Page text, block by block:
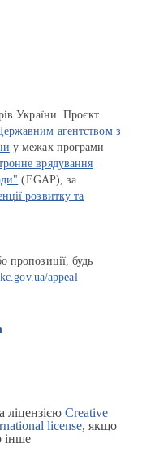
України. Проєкт
агентством з
у межах програми
врядування
(EGAP), за
розвитку та
пропозиції, будь
appeal
ліцензією Creative
license, якщо
інше